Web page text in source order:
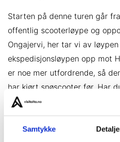
Samtykke
Starten på denne turen går
offentlig scooterløype og
Ongajervi, her tar vi av
ekspedisjonsløypen opp mot
er noe mer utfordrende, så
har kjørt snøscooter før. Har
følger deg trygg på
en av våre scooter sleder,
å sitte i. De siste meterne til